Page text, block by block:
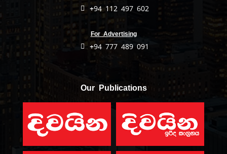
+94 112 497 602
For Advertising
+94 777 489 091
Our Publications